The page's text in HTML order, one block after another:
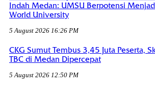
Indah Medan: UMSU Berpotensi
World University
5 August 2026 16:26 PM
CKG Sumut Tembus 3,45 Juta Peserta,
TBC di Medan Dipercepat
5 August 2026 12:50 PM